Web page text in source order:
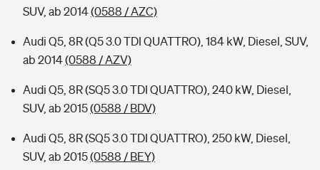
SUV, ab 2014(0588 / AZC)
Audi Q5, 8R (Q5 3.0 TDI QUATTRO), 184 kW, Diesel, SUV,
ab 2014(0588 / AZV)
Audi Q5, 8R (SQ5 3.0 TDI QUATTRO), 240 kW, Diesel,
SUV, ab 2015(0588 / BDV)
Audi Q5, 8R (SQ5 3.0 TDI QUATTRO), 250 kW, Diesel,
SUV, ab 2015(0588 / BEY)